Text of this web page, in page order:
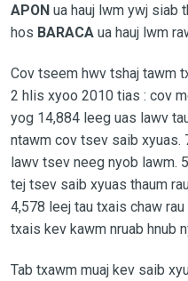
APONua hauj lwm ywj siab
hos BARACA ua hauj lwm
Cov tseem hwv tshaj tawm
2 hlis xyoo 2010 tias : cov
yog 14,884 leeg uas lawv
ntawm cov tsev saib xyuas.
lawv tsev neeg nyob lawm.
tej tsev saib xyuas thaum
4,578 leej tau txais chaw
txais kev kawm nruab hnub
Tab txawm muaj kev saib